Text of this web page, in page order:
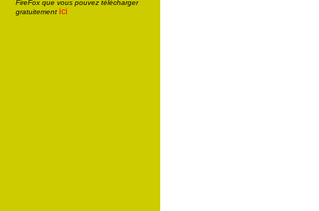
FireFox que vous pouvez télécharger
gratuitement ici